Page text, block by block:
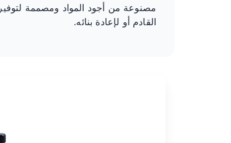
مصنوعة من أجود المواد ومصممة
القادم أو لإعادة بنائه.